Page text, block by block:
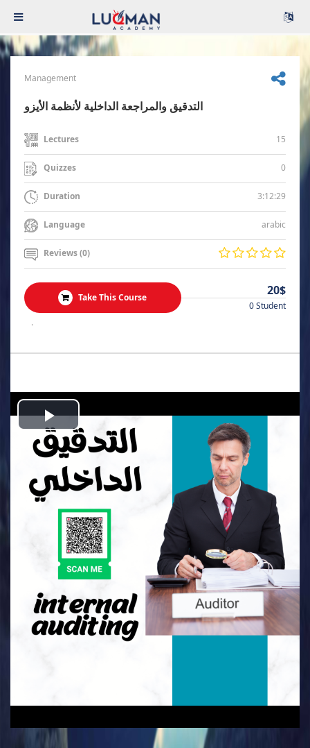
Management
التدقيق والمراجعة الداخلية لأنظمة الأيزو
Lectures 15
Quizzes 0
Duration 3:12:29
Language arabic
Reviews (0)
Take This Course 20$
0 Student
.
Play
Video